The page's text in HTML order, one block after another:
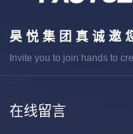
昊悦集团真诚邀
Invite you to join hands to
在线留言